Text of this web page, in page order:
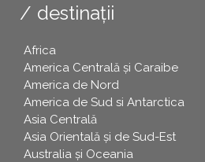
destinații
Africa
America Centrală și Caraibe
America de Nord
America de Sud si Antarctica
Asia Centrală
Asia Orientală și de Sud-Est
Australia și Oceania